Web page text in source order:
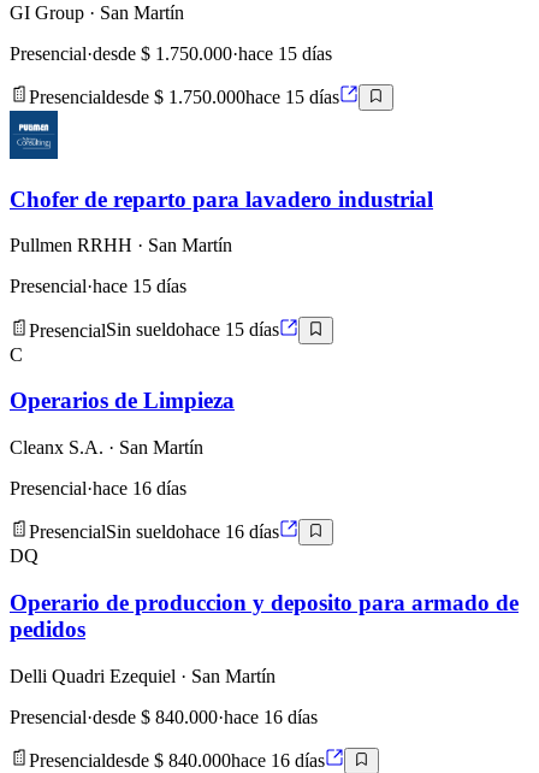
GI Group · San Martín
Presencial·desde $ 1.750.000·hace 15 días
Presencialdesde $ 1.750.000hace 15 días
Chofer de reparto para lavadero industrial
Pullmen RRHH · San Martín
Presencial·hace 15 días
PresencialSin sueldohace 15 días
C
Operarios de Limpieza
Cleanx S.A. · San Martín
Presencial·hace 16 días
PresencialSin sueldohace 16 días
DQ
Operario de produccion y deposito para armado de
pedidos
Delli Quadri Ezequiel · San Martín
Presencial·desde $ 840.000·hace 16 días
Presencialdesde $ 840.000hace 16 días